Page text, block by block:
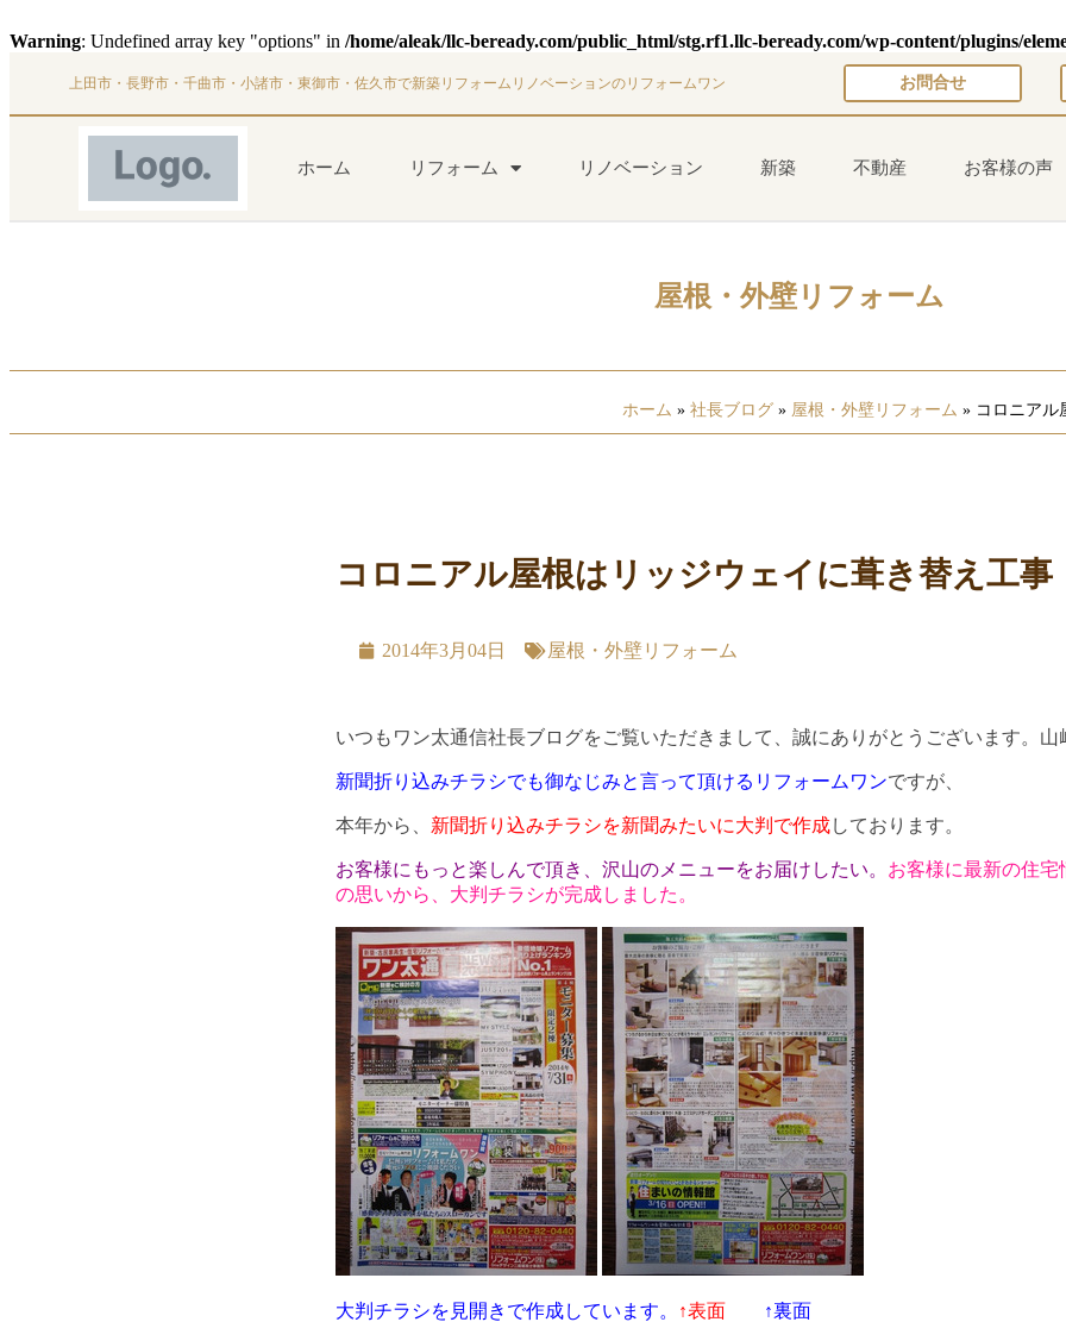
Warning: Undefined array key "options" in /home/aleak/llc-beready.com/public_html/stg.rf1.llc-beready.com/wp-content/plugins/
上田市・長野市・千曲市・小諸市・東御市・佐久市で新築リフォームリノベーションのリフォームワン お問合せ
ホーム リフォーム リノベーション 新築 不動産 お客様の声
屋根・外壁リフォーム
ホーム » 社長ブログ » 屋根・外壁リフォーム » コロニアル
コロニアル屋根はリッジウェイに葺き替え工事
2014年3月04日 屋根・外壁リフォーム
いつもワン太通信社長ブログをご覧いただきまして、誠にありがとうございます。山
新聞折り込みチラシでも御なじみと言って頂けるリフォームワンですが、
本年から、 新聞折り込みチラシを新聞みたいに大判で作成しております。
お客様にもっと楽しんで頂き、沢山のメニューをお届けしたい。 お客様に最新の住宅
の思いから、大判チラシが完成しました。
大判チラシを見開きで作成しています。 ↑表面 ↑裏面